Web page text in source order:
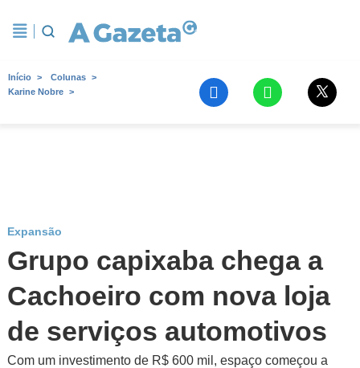
Início
Colunas
Karine Nobre
Expansão
Grupo capixaba chega a
Cachoeiro com nova loja
de serviços automotivos
Com um investimento de R$ 600 mil, espaço começou a